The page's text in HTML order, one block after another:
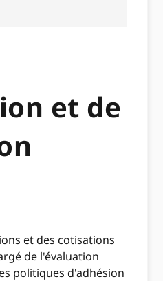
et de
et des cotisations
de l'évaluation
politiques d'adhésion